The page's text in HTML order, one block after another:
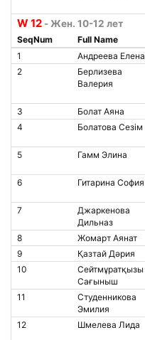
W 12 - Жен. 10-12 лет
SeqNum Full Name
1
Андреева Елена
2
Берлизева
Валерия
3 Болат Аяна
4
Болатова Сезім
5 Гамм Элина
6 Гитарина София
7
Джаркенова
Дильназ
8 Жомарт Аянат
9
Қазтай Дәрия
10
Сейтмұратқызы
Сағыныш
11
Студенникова
Эмилия
12 Шмелева Лида